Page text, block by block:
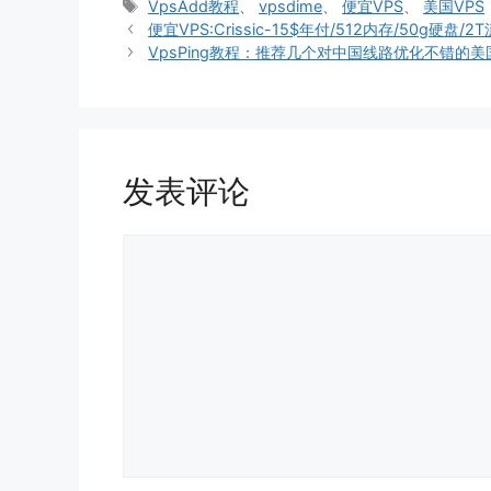
类
标
签
VpsAdd教程 、vpsdime 、便宜VPS
美国VPS
便宜VPS:Crissic-15$年付/512内存/50g硬盘/2T
VpsPing教程：推荐几个对中国线路优化不错的美
发表评论